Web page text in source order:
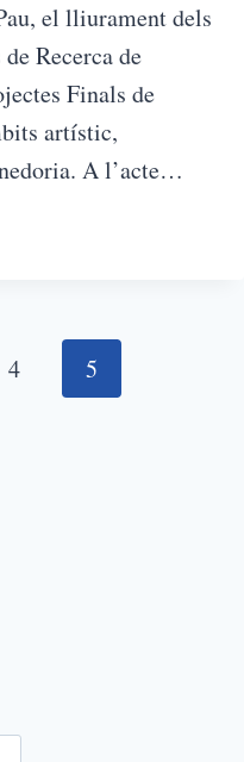
el lliurament dels
Recerca de
Finals de
artístic,
A l’acte…
4 5